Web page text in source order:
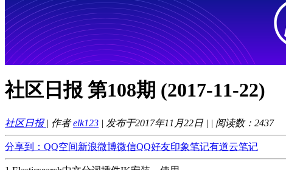
社区日报 第108期 (2017-11-22)
社区日报 | 作者elk123 | 发布于2017年11月22日 | | 阅读数： 2437
分享到： QQ空间新浪微博微信QQ好友印象笔记有道云笔记